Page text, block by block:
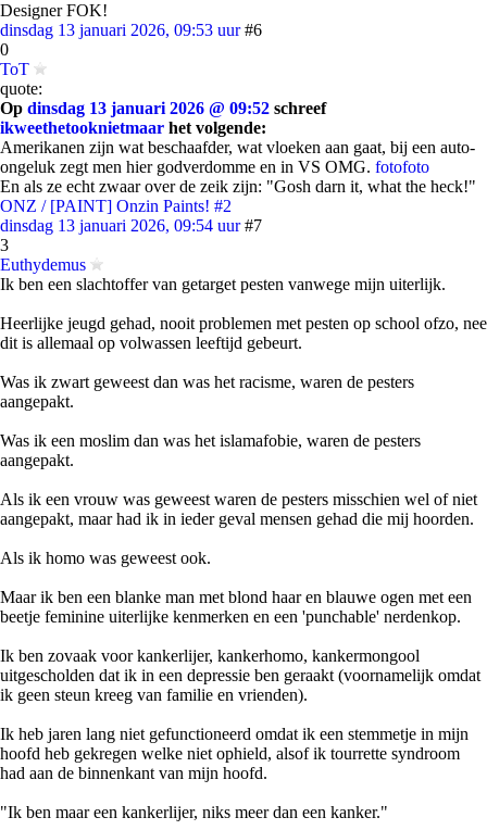
Designer FOK!
dinsdag 13 januari 2026, 09:53 uur #6
0
ToT
quote:
Op dinsdag 13 januari 2026 @ 09:52 schreef
ikweethetooknietmaar het volgende:
Amerikanen zijn wat beschaafder, wat vloeken aan gaat, bij een auto-
ongeluk zegt men hier godverdomme en in VS OMG. fotofoto
En als ze echt zwaar over de zeik zijn: "Gosh darn it, what the heck!"
ONZ / [PAINT] Onzin Paints! #2
dinsdag 13 januari 2026, 09:54 uur #7
3
Euthydemus
Ik ben een slachtoffer van getarget pesten vanwege mijn uiterlijk.
Heerlijke jeugd gehad, nooit problemen met pesten op school ofzo, nee
dit is allemaal op volwassen leeftijd gebeurt.
Was ik zwart geweest dan was het racisme, waren de pesters
aangepakt.
Was ik een moslim dan was het islamafobie, waren de pesters
aangepakt.
Als ik een vrouw was geweest waren de pesters misschien wel of niet
aangepakt, maar had ik in ieder geval mensen gehad die mij hoorden.
Als ik homo was geweest ook.
Maar ik ben een blanke man met blond haar en blauwe ogen met een
beetje feminine uiterlijke kenmerken en een 'punchable' nerdenkop.
Ik ben zovaak voor kankerlijer, kankerhomo, kankermongool
uitgescholden dat ik in een depressie ben geraakt (voornamelijk omdat
ik geen steun kreeg van familie en vrienden).
Ik heb jaren lang niet gefunctioneerd omdat ik een stemmetje in mijn
hoofd heb gekregen welke niet ophield, alsof ik tourrette syndroom
had aan de binnenkant van mijn hoofd.
"Ik ben maar een kankerlijer, niks meer dan een kanker."